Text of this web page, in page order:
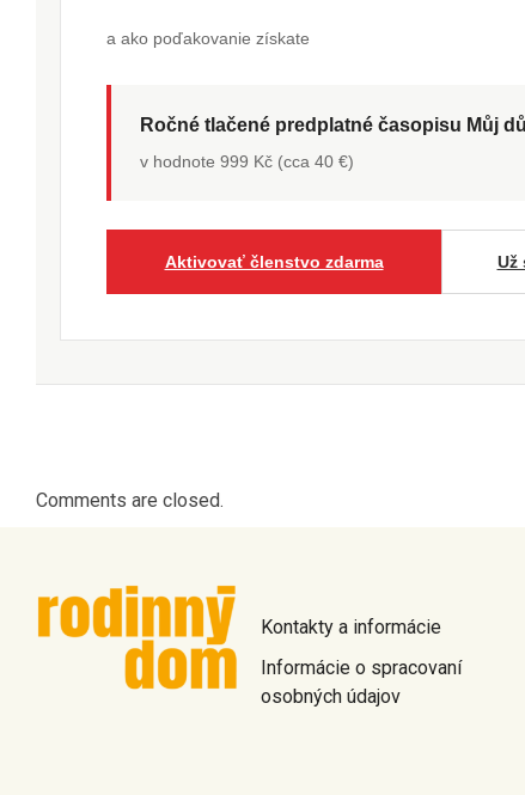
a ako poďakovanie získate
Ročné tlačené predplatné časopisu Můj
v hodnote 999 Kč (cca 40 €)
Aktivovať členstvo zdarma Už
Comments are closed.
Kontakty a informácie
Informácie o spracovaní
osobných údajov